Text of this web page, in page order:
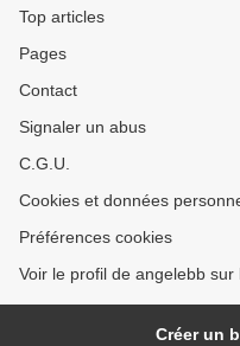
Top articles
Pages
Contact
Signaler un abus
C.G.U.
Cookies et données
Préférences cookies
Voir le profil de angelebb sur
Créer un